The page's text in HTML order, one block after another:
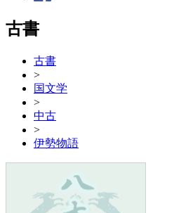
古書
古書
>
国文学
>
中古
>
伊勢物語